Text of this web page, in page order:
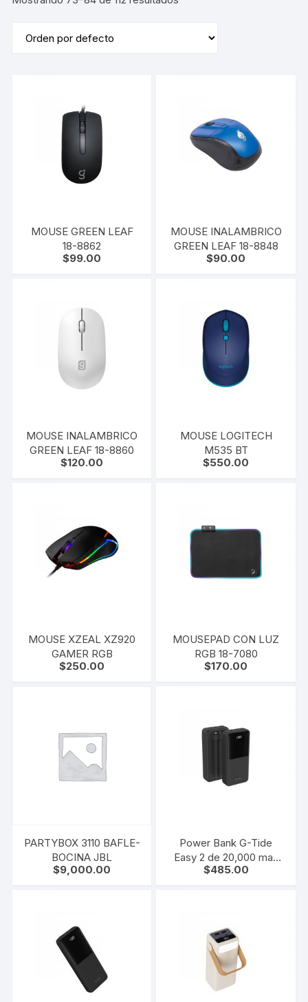
MOUSE GREEN LEAF
18-8862
$99.00
MOUSE INALAMBRICO
GREEN LEAF 18-8848
$90.00
MOUSE INALAMBRICO
GREEN LEAF 18-8860
$120.00
MOUSE LOGITECH
M535 BT
$550.00
MOUSE XZEAL XZ920
GAMER RGB
$250.00
MOUSEPAD CON LUZ
RGB 18-7080
$170.00
PARTYBOX 3110 BAFLE-
BOCINA JBL
$9,000.00
Power Bank G-Tide
Easy 2 de 20,000 mah
carga rápida
$485.00